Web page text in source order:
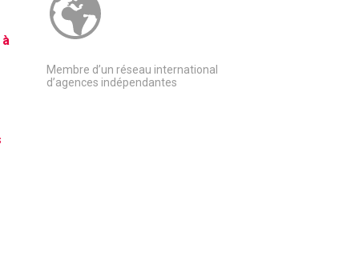
Membre d’un réseau international
d’agences indépendantes